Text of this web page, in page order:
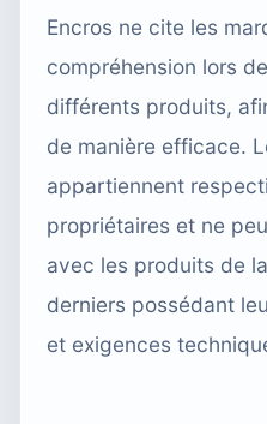
Encros ne cite les
compréhension lors
différents produits,
de manière efficace.
appartiennent
propriétaires et ne
avec les produits de
derniers possédant
et exigences